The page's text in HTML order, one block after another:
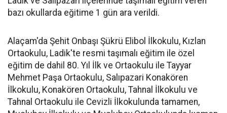
bazı okullarda eğitime 1 gün ara verildi.
Alaçam'da Şehit Onbaşı Şükrü Elibol İlkokulu, Kızlan
Ortaokulu, Ladik'te resmi taşımalı eğitim ile özel
eğitim de dahil 80. Yıl İlk ve Ortaokulu ile Tayyar
Mehmet Paşa Ortaokulu, Salıpazari Konakören
İlkokulu, Konakören Ortaokulu, Tahnal İlkokulu ve
Tahnal Ortaokulu ile Cevizli İlkokulunda tamamen,